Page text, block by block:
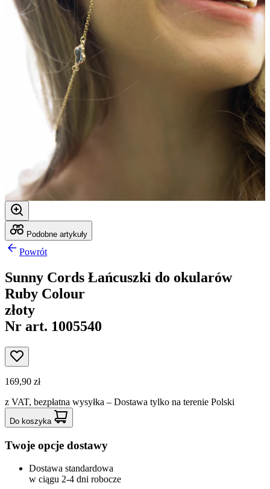
Podobne artykuły
Powrót
Sunny Cords Łańcuszki do okularów
Ruby Colour
złoty
Nr art. 1005540
169,90 zł
z VAT, bezpłatna wysyłka – Dostawa tylko na terenie Polski
Do koszyka
Twoje opcje dostawy
Dostawa standardowa
w ciągu 2-4 dni robocze